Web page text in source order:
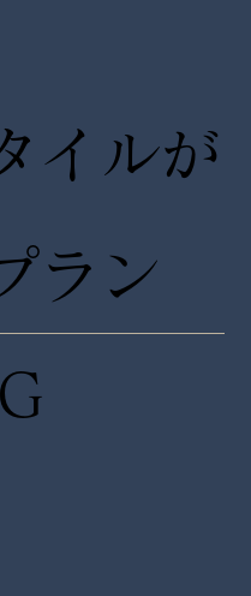
イルが
ラン